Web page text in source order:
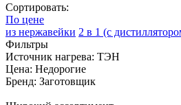
Сортировать:
По цене
из нержавейки 2 в 1 (с
Фильтры
Источник нагрева: ТЭН
Цена: Недорогие
Бренд: Заготовщик